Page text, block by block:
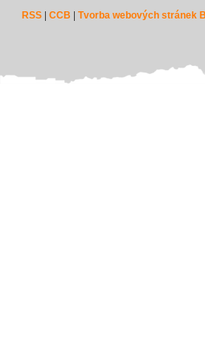
RSS |CCB |Tvorba webových stránek